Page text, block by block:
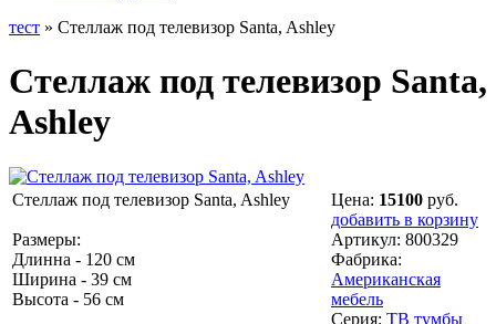
тест » Стеллаж под телевизор Santa, Ashley
Стеллаж под телевизор Santa,
Ashley
Стеллаж под телевизор Santa, Ashley
Размеры:
Длинна - 120 см
Ширина - 39 см
Высота - 56 см
Цена: 15100 руб.
добавить в корзину
Артикул: 800329
Фабрика:
Американская
мебель
Серия: ТВ тумбы